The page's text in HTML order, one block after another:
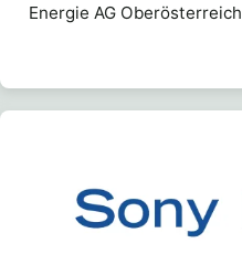
Energie AG Oberösterreich